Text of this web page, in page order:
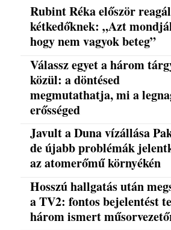
Rubint Réka először
kétkedőknek: „Azt
hogy nem vagyok beteg”
Válassz egyet a három
közül: a döntésed
megmutathatja, mi a
erősséged
Javult a Duna vízállása
de újabb problémák
az atomerőmű környékén
Hosszú hallgatás után
a TV2: fontos bejelentést
három ismert